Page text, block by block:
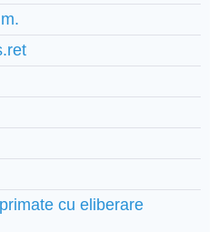
cu eliberare